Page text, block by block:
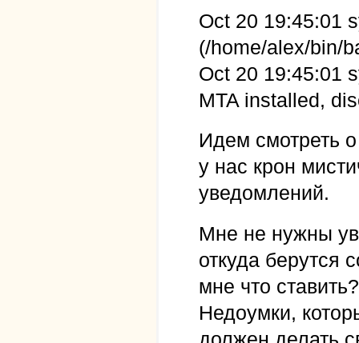
Oct 20 19:45:01
(/home/alex/bin/
Oct 20 19:45:01
MTA installed,
Идем смотреть
у нас крон
уведомлений.
Мне не нужны
откуда берутся
мне что
Недоумки,